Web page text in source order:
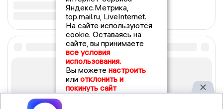
Яндекс.Метрика,
top.mail.ru, LiveInternet.
На сайте используются
cookie. Оставаясь на
сайте, вы принимаете
все условия
использования.
Вы можете настроить
или отклонить и
покинуть сайт